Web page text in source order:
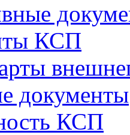
КСП
документы
КСП